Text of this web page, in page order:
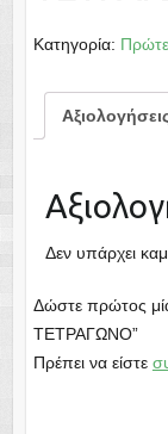
Κατηγορία:
Δεν υπάρχει
Δώστε πρώτος
ΤΕΤΡΑΓΩΝΟ”
Πρέπει να είστε